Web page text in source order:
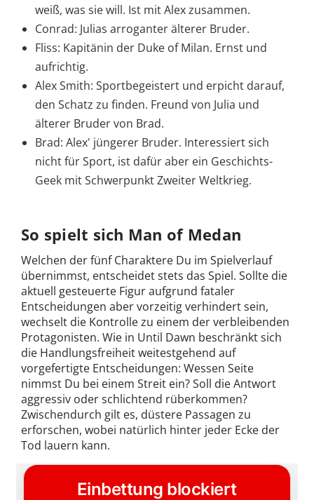
weiß, was sie will. Ist mit Alex zusammen.
Conrad: Julias arroganter älterer Bruder.
Fliss: Kapitänin der Duke of Milan. Ernst und
aufrichtig.
Alex Smith: Sportbegeistert und erpicht darauf,
den Schatz zu finden. Freund von Julia und
älterer Bruder von Brad.
Brad: Alex' jüngerer Bruder. Interessiert sich
nicht für Sport, ist dafür aber ein Geschichts-
Geek mit Schwerpunkt Zweiter Weltkrieg.
So spielt sich Man of Medan
Welchen der fünf Charaktere Du im Spielverlauf
übernimmst, entscheidet stets das Spiel. Sollte die
aktuell gesteuerte Figur aufgrund fataler
Entscheidungen aber vorzeitig verhindert sein,
wechselt die Kontrolle zu einem der verbleibenden
Protagonisten. Wie in Until Dawn beschränkt sich
die Handlungsfreiheit weitestgehend auf
vorgefertigte Entscheidungen: Wessen Seite
nimmst Du bei einem Streit ein? Soll die Antwort
aggressiv oder schlichtend rüberkommen?
Zwischendurch gilt es, düstere Passagen zu
erforschen, wobei natürlich hinter jeder Ecke der
Tod lauern kann.